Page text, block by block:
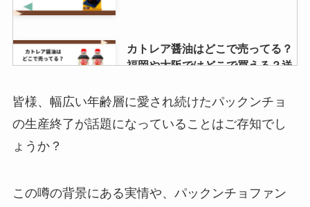
カトレア醤油はどこで売ってる？
福岡や大阪ではどこで買える？送
皆様、幅広い年齢層に愛され続けたパックンチョ
の生産終了が話題になっていることはご存知でし
ょうか？
この噂の背景にある実情や、パックンチョファン